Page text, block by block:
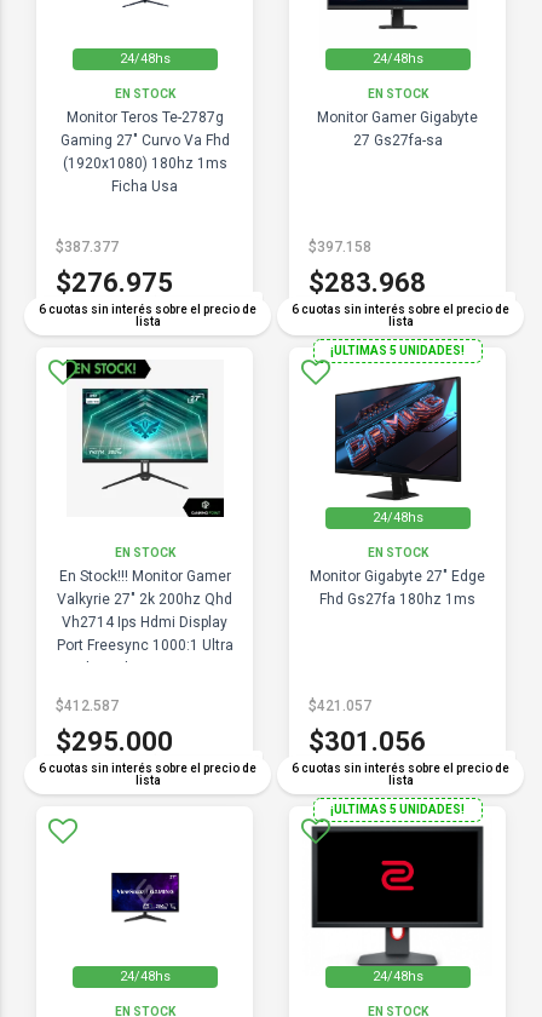
24/48hs
EN STOCK
Monitor Teros Te-2787g
Gaming 27" Curvo Va Fhd
(1920x1080) 180hz 1ms
Ficha Usa
6 cuotas sin interés sobre el precio de
lista
$387.377
$276.975
COMPARAR
24/48hs
EN STOCK
Monitor Gamer Gigabyte
27 Gs27fa-sa
6 cuotas sin interés sobre el precio de
lista
$397.158
$283.968
COMPARAR
EN STOCK
En Stock!!! Monitor Gamer
Valkyrie 27" 2k 200hz Qhd
Vh2714 Ips Hdmi Display
Port Freesync 1000:1 Ultra
6 cuotas sin interés sobre el precio de
lista
$412.587
$295.000
COMPARAR
24/48hs
¡ULTIMAS 5 UNIDADES!
EN STOCK
Monitor Gigabyte 27" Edge
Fhd Gs27fa 180hz 1ms
6 cuotas sin interés sobre el precio de
lista
$421.057
$301.056
COMPARAR
24/48hs
EN STOCK
24/48hs
¡ULTIMAS 5 UNIDADES!
EN STOCK